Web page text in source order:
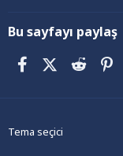
Bu sayfayı paylaş
FacebookX (Twitter)
Reddit
Tema seçici